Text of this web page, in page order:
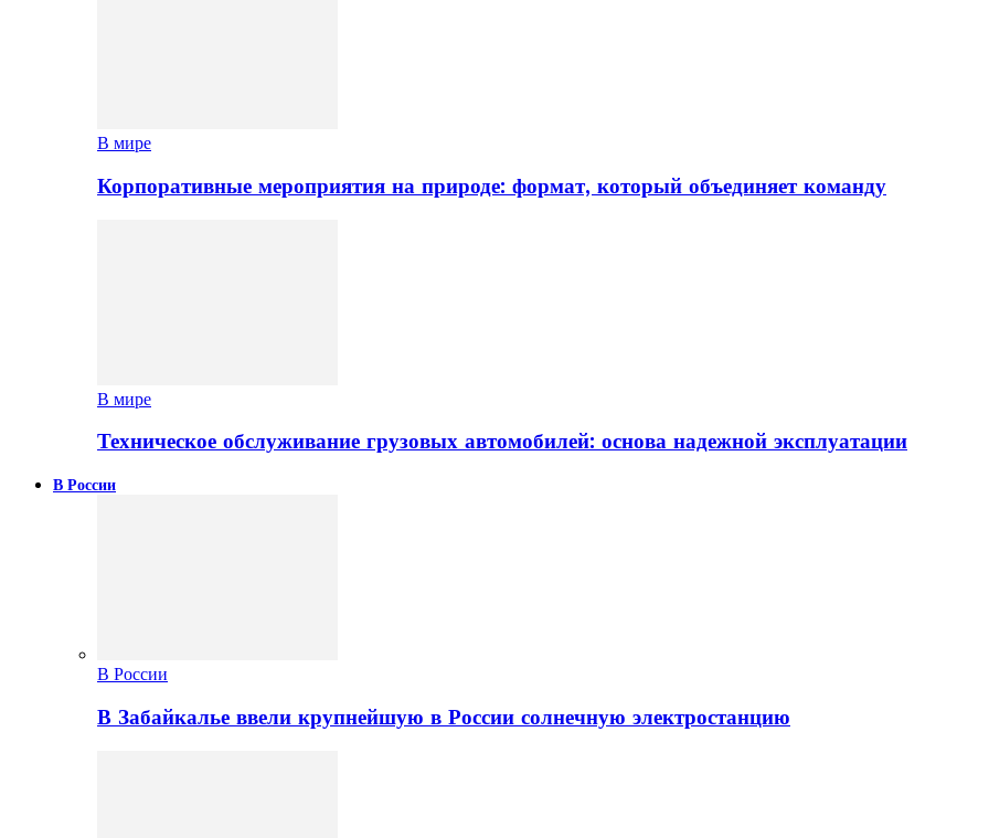
В мире
Корпоративные мероприятия на природе: формат, который объединяет команду
В мире
Техническое обслуживание грузовых автомобилей: основа надежной эксплуатации
В России
В России
В Забайкалье ввели крупнейшую в России солнечную электростанцию